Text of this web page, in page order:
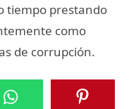
tiempo prestando
como
de corrupción.